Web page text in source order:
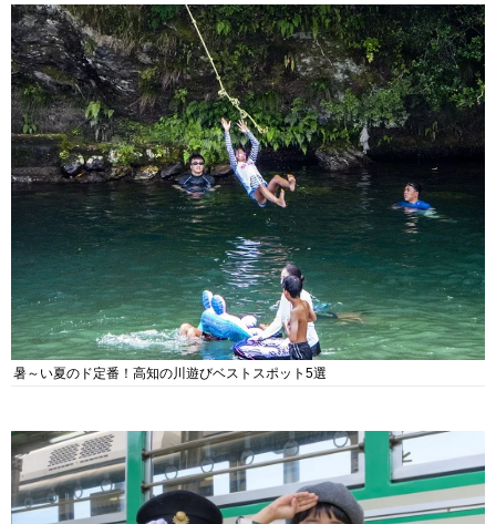
暑～い夏のド定番！高知の川遊びベストスポット5選